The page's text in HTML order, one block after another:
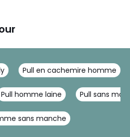
Pull en cachemire homme
Pull homme laine Pull sans
sans manche